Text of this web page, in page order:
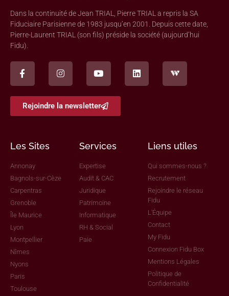
Dans la continuité de Jean TRIAL, Pierre TRIAL a repris la SA
Fiduciaire Parisienne de 1983 jusqu’en 2001. Depuis cette date,
Pierre-Laurent TRIAL (son fils) préside la société (aujourd’hui
Fidu).
Rejoindre la newsletter
Les Sites
Annonay
Bagnols-sur-Cèze
Carpentras
Grenoble
Île Maurice
Lyon
Montpellier
Nîmes
Nyons
Paris
Toulouse
Services
Expertise
Audit & CAC
Juridique
Patrimoine
Informatique
RH & Social
Paie
Liens utiles
Qui sommes-nous ?
Recrutement
Rejoindre le réseau
Fidu
L'Équipe
Contact
My Fidu
Connexion Fidu Box
Mentions Légales
Politique de
Confidentialité